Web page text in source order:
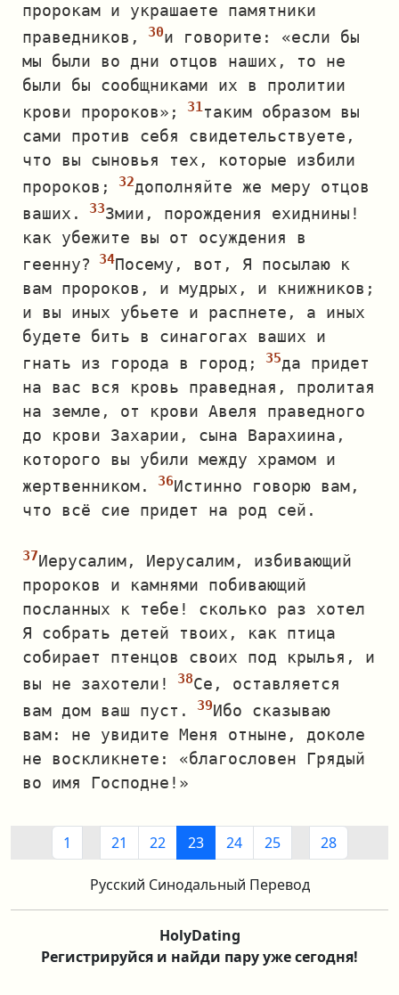
пророкам и украшаете памятники
праведников,
и говорите: «если бы
мы были во дни отцов наших, то не
были бы сообщниками их в пролитии
крови пророков»;
таким образом вы
сами против себя свидетельствуете,
что вы сыновья тех, которые избили
пророков;
дополняйте же меру отцов
ваших.
Змии, порождения ехиднины!
как убежите вы от осуждения в
геенну?
Посему, вот, Я посылаю к
вам пророков, и мудрых, и книжников;
и вы иных убьете и распнете, а иных
будете бить в синагогах ваших и
гнать из города в город;
да придет
на вас вся кровь праведная, пролитая
на земле, от крови Авеля праведного
до крови Захарии, сына Варахиина,
которого вы убили между храмом и
жертвенником.
Истинно говорю вам,
что всё сие придет на род сей.
Иерусалим, Иерусалим, избивающий
пророков и камнями побивающий
посланных к тебе! сколько раз хотел
Я собрать детей твоих, как птица
собирает птенцов своих под крылья, и
вы не захотели!
Се, оставляется
вам дом ваш пуст.
Ибо сказываю
вам: не увидите Меня отныне, доколе
не воскликнете: «благословен Грядый
во имя Господне!»
1 21 22 23 24 25 28
Русский Синодальный Перевод
HolyDating
Регистрируйся и найди пару уже сегодня!